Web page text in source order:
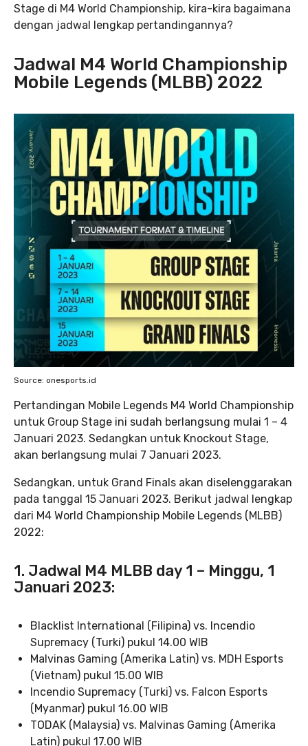
Stage di M4 World Championship, kira-kira bagaimana
dengan jadwal lengkap pertandingannya?
Jadwal M4 World Championship
Mobile Legends (MLBB) 2022
Source: onesports.id
Pertandingan Mobile Legends M4 World Championship
untuk Group Stage ini sudah berlangsung mulai 1 – 4
Januari 2023. Sedangkan untuk Knockout Stage,
akan berlangsung mulai 7 Januari 2023.
Sedangkan, untuk Grand Finals akan diselenggarakan
pada tanggal 15 Januari 2023. Berikut jadwal lengkap
dari M4 World Championship Mobile Legends (MLBB)
2022:
1. Jadwal M4 MLBB day 1 – Minggu, 1
Januari 2023:
Blacklist International (Filipina) vs. Incendio
Supremacy (Turki) pukul 14.00 WIB
Malvinas Gaming (Amerika Latin) vs. MDH Esports
(Vietnam) pukul 15.00 WIB
Incendio Supremacy (Turki) vs. Falcon Esports
(Myanmar) pukul 16.00 WIB
TODAK (Malaysia) vs. Malvinas Gaming (Amerika
Latin) pukul 17.00 WIB